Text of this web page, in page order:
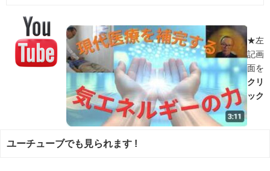
★左
記画
面を
クリ
ック
ユーチューブでも見られます !